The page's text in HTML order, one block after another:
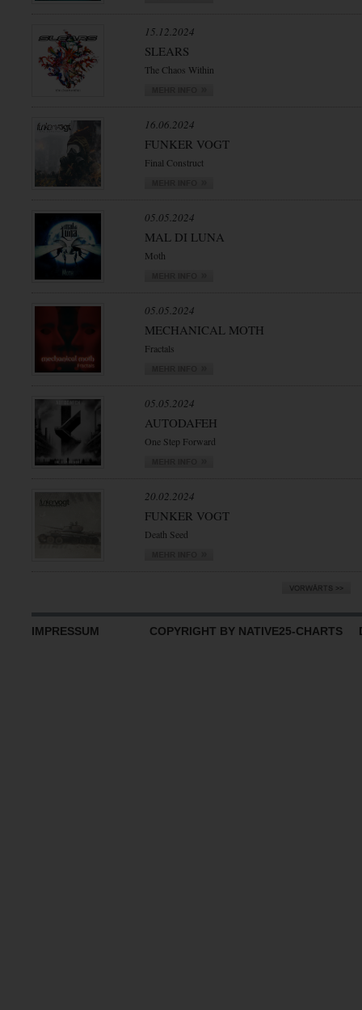
15.12.2024
SLEARS
The Chaos Within
16.06.2024
FUNKER VOGT
Final Construct
05.05.2024
MAL DI LUNA
Moth
05.05.2024
MECHANICAL MOTH
Fractals
05.05.2024
AUTODAFEH
One Step Forward
20.02.2024
FUNKER VOGT
Death Seed
IMPRESSUM COPYRIGHT BY NATIVE25-CHARTS